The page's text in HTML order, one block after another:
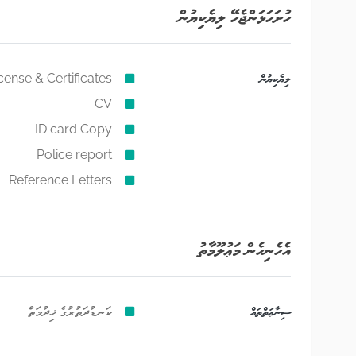
ހުށަހަޅަންޖެހޭ ލިޔެކިޔުން
ލިޔެކިޔުން
& Certificates
CV
ID card Copy
Police report
Reference Letters
އެހެނިހެން މަޢުލޫމާތު
ސިނާޢަތްތައް ކަނޑުދަތުރުގެ ޚިދުމަތް